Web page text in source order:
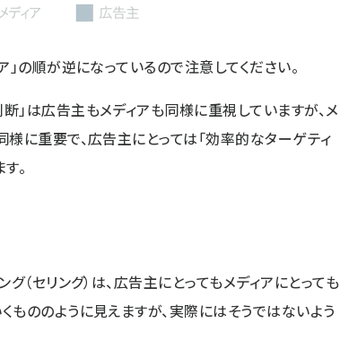
」の順が逆になっているので注意してください。
」は広告主もメディアも同様に重視していますが、メ
様に重要で、広告主にとっては「効率的なターゲティ
。
グ（セリング）は、広告主にとってもメディアにとっても
もののように見えますが、実際にはそうではないよう